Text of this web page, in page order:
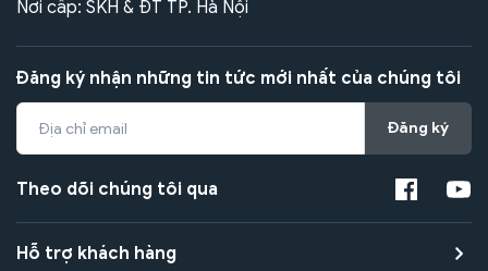
Nơi cấp: SKH & ĐT TP. Hà Nội
Đăng ký nhận những tin tức mới nhất của chúng tôi
Đăng ký
Theo dõi chúng tôi qua
Hỗ trợ khách hàng